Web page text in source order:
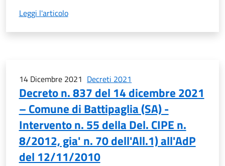
Leggi l'articolo
14 Dicembre 2021 Decreti 2021
Decreto n. 837 del 14 dicembre 2021
– Comune di Battipaglia (SA) -
Intervento n. 55 della Del. CIPE n.
8/2012, gia' n. 70 dell'All.1) all'AdP
del 12/11/2010